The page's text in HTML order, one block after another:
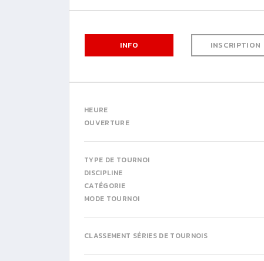
INFO INSCRIPTION
HEURE
OUVERTURE
TYPE DE TOURNOI
DISCIPLINE
CATÉGORIE
MODE TOURNOI
CLASSEMENT SÉRIES DE TOURNOIS